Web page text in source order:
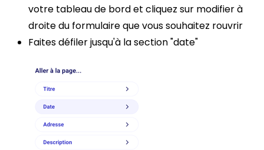
votre tableau de bord et cliquez sur modifier à
droite du formulaire que vous souhaitez rouvrir
Faites défiler jusqu'à la section "date"